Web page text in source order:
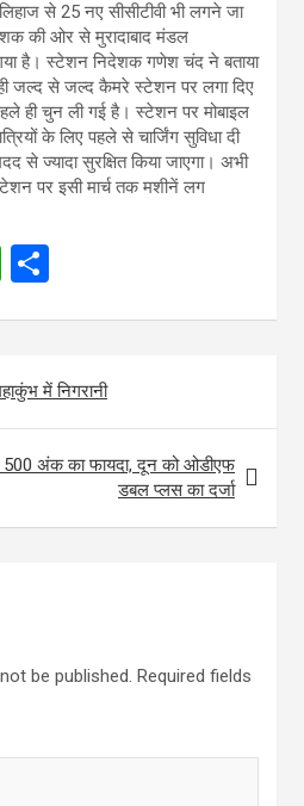
से 25 नए सीसीटीवी भी लगने जा
की ओर से मुरादाबाद मंडल
गया है। स्टेशन निदेशक गणेश चंद ने बताया
जल्द से जल्द कैमरे स्टेशन पर लगा दिए
ही चुन ली गई है। स्टेशन पर मोबाइल
के लिए पहले से चार्जिंग सुविधा दी
से ज्यादा सुरक्षित किया जाएगा। अभी
पर इसी मार्च तक मशीनें लग
W
s
A
p
e
में निगरानी
500 अंक का फायदा, दून को ओडीएफ
डबल प्लस का दर्जा
be published. Required fields